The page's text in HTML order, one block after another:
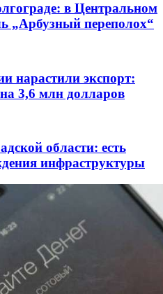
в Центральном
„Арбузный переполох“
нарастили экспорт:
3,6 млн долларов
области: есть
инфраструктуры
зарплатного
вошли в топ‑15
и фармацевтики